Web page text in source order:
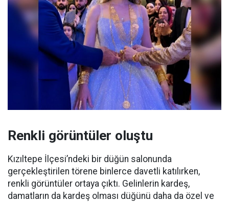
Renkli görüntüler oluştu
Kızıltepe İlçesi’ndeki bir düğün salonunda
gerçekleştirilen törene binlerce davetli katılırken,
renkli görüntüler ortaya çıktı. Gelinlerin kardeş,
damatların da kardeş olması düğünü daha da özel ve